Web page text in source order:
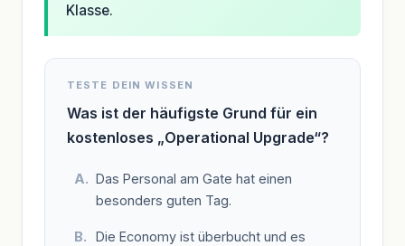
Klasse.
TESTE DEIN WISSEN
Was ist der häufigste Grund für ein
kostenloses „Operational Upgrade“?
Das Personal am Gate hat einen
besonders guten Tag.
Die Economy ist überbucht und es